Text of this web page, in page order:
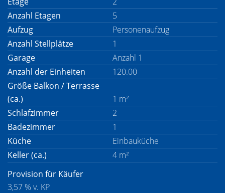
Anzahl Etagen
5
Aufzug
Personenaufzug
Anzahl Stellplätze
1
Garage
Anzahl 1
Anzahl der Einheiten
120.00
Größe Balkon / Terrasse
(ca.)
1 m²
Schlafzimmer
2
Badezimmer
1
Küche
Einbauküche
Keller (ca.)
4 m²
Provision für Käufer
3,57 % v. KP